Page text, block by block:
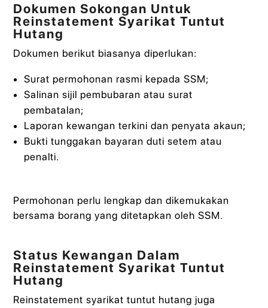
Dokumen Sokongan Untuk
Reinstatement Syarikat Tuntut
Hutang
Dokumen berikut biasanya diperlukan:
Surat permohonan rasmi kepada SSM;
Salinan sijil pembubaran atau surat
pembatalan;
Laporan kewangan terkini dan penyata akaun;
Bukti tunggakan bayaran duti setem atau
penalti.
Permohonan perlu lengkap dan dikemukakan
bersama borang yang ditetapkan oleh SSM.
Status Kewangan Dalam
Reinstatement Syarikat Tuntut
Hutang
Reinstatement syarikat tuntut hutang juga